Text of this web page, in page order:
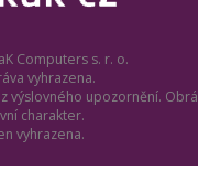
Computers s. r. o.
vyhrazena.
výslovného upozornění.
charakter.
vyhrazena.